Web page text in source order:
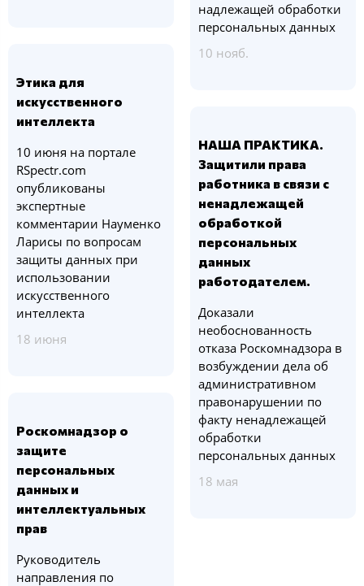
надлежащей обработки
персональных данных
10 нояб.
Этика для
искусственного
интеллекта
10 июня на портале
RSpectr.com
опубликованы
экспертные
комментарии Науменко
Ларисы по вопросам
защиты данных при
использовании
искусственного
интеллекта
18 июня
НАША ПРАКТИКА.
Защитили права
работника в связи с
ненадлежащей
обработкой
персональных
данных
работодателем.
Доказали
необоснованность
отказа Роскомнадзора в
возбуждении дела об
административном
правонарушении по
факту ненадлежащей
обработки
персональных данных
18 мая
Роскомнадзор о
защите
персональных
данных и
интеллектуальных
прав
Руководитель
направления по